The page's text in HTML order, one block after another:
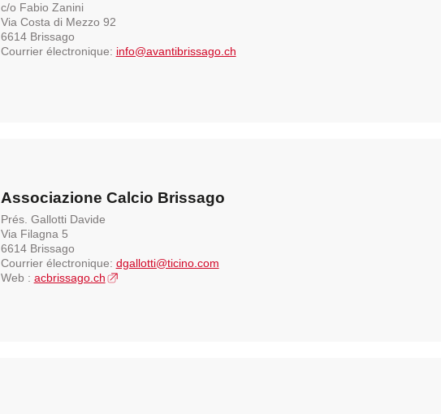
c/o Fabio Zanini
Via Costa di Mezzo 92
6614 Brissago
Courrier électronique: info@avantibrissago.ch
Associazione Calcio Brissago
Prés. Gallotti Davide
Via Filagna 5
6614 Brissago
Courrier électronique: dgallotti@ticino.com
Web : acbrissago.ch